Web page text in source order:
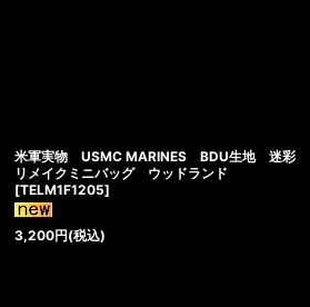
米軍実物 USMC MARINES BDU生地 迷彩
リメイクミニバッグ ウッドランド
[TELM1F1205]
3,200円(税込)